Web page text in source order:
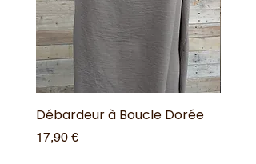
Débardeur à Boucle Dorée
Prix
17,90 €